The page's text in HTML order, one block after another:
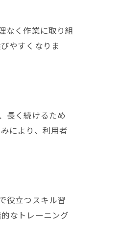
なく作業に取り組
やすくなりま
長く続けるため
により、利用者
役立つスキル習
なトレーニング